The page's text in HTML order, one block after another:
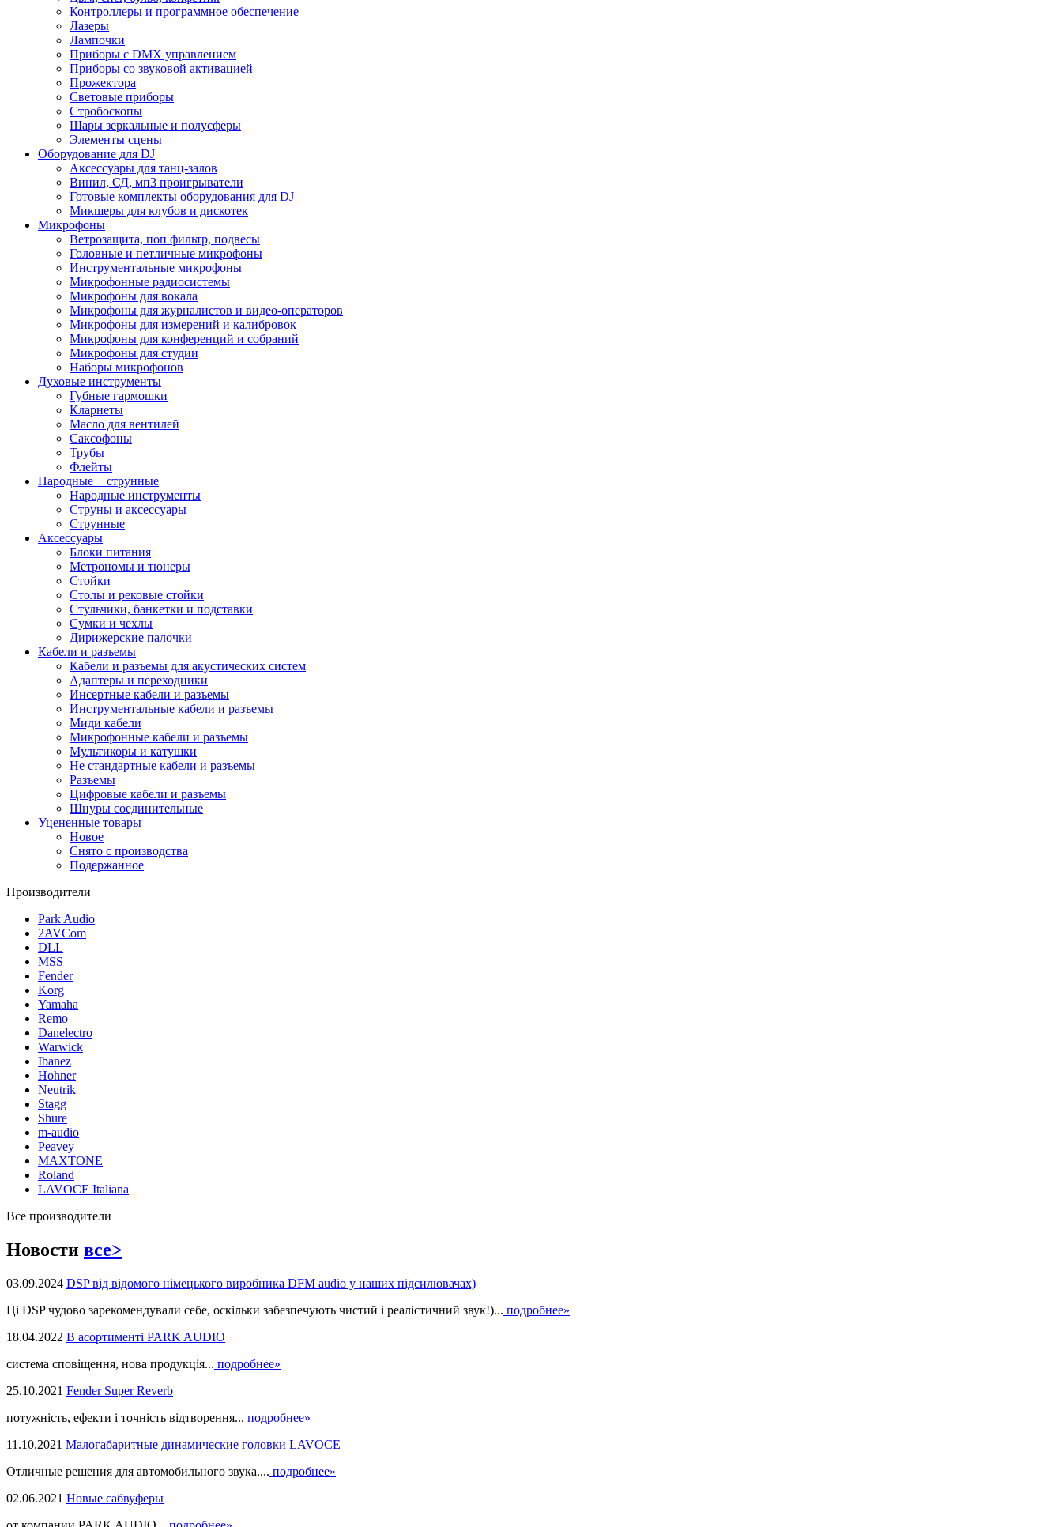
Контроллеры и программное обеспечение
Лазеры
Лампочки
Приборы с DMX управлением
Приборы со звуковой активацией
Прожектора
Световые приборы
Стробоскопы
Шары зеркальные и полусферы
Элементы сцены
Оборудование для DJ
Аксессуары для танц-залов
Винил, СД, мп3 проигрыватели
Готовые комплекты оборудования для DJ
Микшеры для клубов и дискотек
Микрофоны
Ветрозащита, поп фильтр, подвесы
Головные и петличные микрофоны
Инструментальные микрофоны
Микрофонные радиосистемы
Микрофоны для вокала
Микрофоны для журналистов и видео-операторов
Микрофоны для измерений и калибровок
Микрофоны для конференций и собраний
Микрофоны для студии
Наборы микрофонов
Духовые инструменты
Губные гармошки
Кларнеты
Масло для вентилей
Саксофоны
Трубы
Флейты
Народные + струнные
Народные инструменты
Струны и аксессуары
Струнные
Аксессуары
Блоки питания
Метрономы и тюнеры
Стойки
Столы и рековые стойки
Стульчики, банкетки и подставки
Сумки и чехлы
Дирижерские палочки
Кабели и разъемы
Кабели и разъемы для акустических систем
Адаптеры и переходники
Инсертные кабели и разъемы
Инструментальные кабели и разъемы
Миди кабели
Микрофонные кабели и разъемы
Мультикоры и катушки
Не стандартные кабели и разъемы
Разъемы
Цифровые кабели и разъемы
Шнуры соединительные
Уцененные товары
Новое
Снято с производства
Подержанное
Производители
Park Audio
2AVCom
DLL
MSS
Fender
Korg
Yamaha
Remo
Danelectro
Warwick
Ibanez
Hohner
Neutrik
Stagg
Shure
m-audio
Peavey
MAXTONE
Roland
LAVOCE Italiana
Все производители
Новости все>
03.09.2024 DSP від відомого німецького виробника DFM audio у наших підсилювачах)
Ці DSP чудово зарекомендували себе, оскільки забезпечують чистий і реалістичний звук!)... подробнее»
18.04.2022 В асортименті PARK AUDIO
система сповіщення, нова продукцiя... подробнее»
25.10.2021 Fender Super Reverb
потужність, ефекти і точність відтворення... подробнее»
11.10.2021 Малогабаритные динамические головки LAVOCE
Отличные решения для автомобильного звука.... подробнее»
02.06.2021 Новые сабвуферы